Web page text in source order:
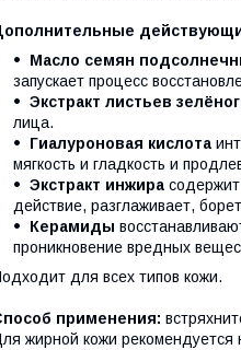
Масло семян
запускает процесс
Экстракт листьев
лица.
Гиалуроновая кислота
мягкость и гладкость и
Экстракт инжира
действие, разглаживает,
Керамиды
проникновение вредных
для всех типов кожи.
применения:
жирной кожи рекомендуется